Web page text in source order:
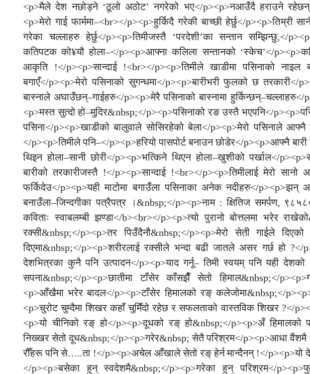
<p>मैले देश नछोड्ने ‘ठूलो अठोट’ नगरेको भए</p><p>नआउँदै हराउने
<p>मेरो गाई फार्ममा–<br></p><p>हुर्किदै गरेकी बाच्छी हेर्छु</p><p>तिम्री
गरेका चल्लाहरु हेर्छु</p><p>तिमीजस्तै ‘परदेशी’का सन्तान सम्झिन्छु,</
कतिपटक को¥यौ होला–</p><p>आफ्ना कलिला सन्तानको ‘स्केच’</
आकृति !</p><p>सान्दाई !<br></p><p>तिमीले खाडीमा पसिनाको नाइल
बगाएँ</p><p>मेरो पसिनाको सुगन्धमा</p><p>बारीभरी फुलको छ
बास्नाले अघाउँछन्–गाईहरु</p><p>मेरै पसिनाको बास्नामा
<p>मस्त सुत्दो हो–मुदिर&nbsp;</p><p>पसिनाको रङ उस्तै भएपनि</
पसिना</p><p>खाडीको बालुवाले सोसिरहेको बेला</p><p>मेरो पसिनाले
</p><p>तिमीले पनि–</p><p>हरियो पासपोर्ट बनाउन छोडेर</p><p>आफ्नै
थिइन होला–सानी छोरी</p><p>भत्किने थिएन होला–खुशीको पर्खाल</
बारीको तरकारीजस्तै !</p><p>सान्दाई !<br></p><p>तिमीलाई मेरो
फर्किदेउ</p><p>यही माटोमा बगाउँला पसिनाका अनेक नदीहरु</p><p>झन्
बनाउँला–जिन्दगीका पत्रैपत्र ।&nbsp;</p><p>नाम : क्षितिज समर्पण,
कविताः स्वाबलम्बी झण्डा</b><br></p><p>त्यो पुरानो बोत्तलमा भरेर
रक्सी&nbsp;</p><p>तर पिउँदैनौ&nbsp;</p><p>मेरो सेती गाईले
दिएमा&nbsp;</p><p>शरीरलाई रक्सीले भन्दा बढी जातले असर गर्छ हो ?</
देशभित्रका कुनै पनि उत्पादन</p><p>याद गर्नू– तिमी स्वयम् पनि यही
सपना&nbsp;</p><p>छातीमा टाँसेर काँसझैँ सेतो हिमाल&nbsp;</
<p>आँखैमा भरेर बादल</p><p>टाँसेर हिमालको रङ् कलेजोमा&nbsp;</
<p>चुरोट चुम्दैमा शिखर कहाँ चुमिँदो रहेछ र सफलताको वास्तविक शिखर ?</
<p>यो चीनिको रङ् हो</p><p>दूधको रङ् हो&nbsp;</p><p>अँ
निख्खर सेतो दूध&nbsp;</p><p>गरेर&nbsp; सेतै परिश्रम</p><p>आधा वैंशमै
रौँहरू पनि से…..ता !</p><p>अचेल आँखाले सेतो रङ् हेर्न मान्दैनन् !</p><p>यो
</p><p>बसेका हुन् स्वदेशमै&nbsp;</p><p>गरेका हुन् परिश्रम</